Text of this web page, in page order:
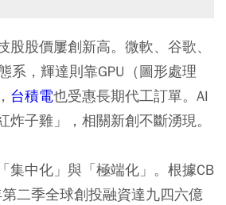
股股價屢創新高。微軟、谷歌、
系，輝達則靠GPU（圖形處理
台積電也受惠長期代工訂單。AI
炸子雞」，相關新創不斷湧現。
集中化」與「極端化」。根據CB
二季全球創投融資達九四六億